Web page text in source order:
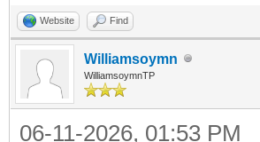
Website Find
Williamsoymn
WilliamsoymnTP
06-11-2026, 01:53 PM